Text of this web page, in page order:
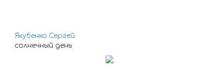
Якубенко Сергей
солнечный день